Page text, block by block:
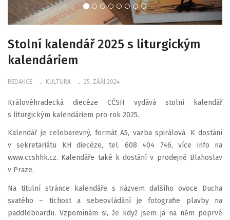
Stolní kalendář 2025 s liturgickým
kalendáriem
REDAKCE KULTURA 25. ZÁŘÍ 2024
Královéhradecká diecéze CČSH vydává stolní kalendář
s liturgickým kalendáriem pro rok 2025.
Kalendář je celobarevný, formát A5, vazba spirálová. K dostání
v sekretariátu KH diecéze, tel. 608 404 746, více info na
www.ccshhk.cz. Kalendáře také k dostání v prodejně Blahoslav
v Praze.
Na titulní stránce kalendáře s názvem dalšího ovoce Ducha
svatého – tichost a sebeovládání je fotografie plavby na
paddleboardu. Vzpomínám si, že když jsem já na něm poprvé